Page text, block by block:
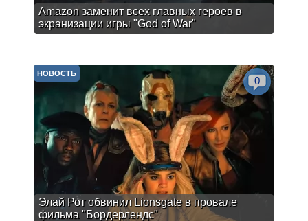
Amazon заменит всех главных героев в
экранизации игры "God of War"
Элай Рот обвинил Lionsgate в провале
фильма "Бордерлендс"
НОВОСТЬ
0